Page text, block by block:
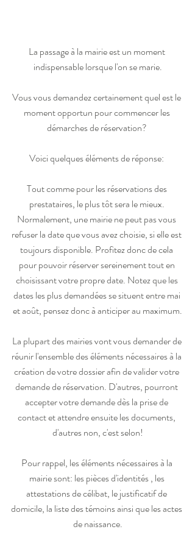
La passage à la mairie est un moment
indispensable lorsque l'on se marie.
Vous vous demandez certainement quel est le
moment opportun pour commencer les
démarches de réservation?
Voici quelques éléments de réponse:
Tout comme pour les réservations des
prestataires, le plus tôt sera le mieux.
Normalement, une mairie ne peut pas vous
refuser la date que vous avez choisie, si elle est
toujours disponible. Profitez donc de cela
pour pouvoir réserver sereinement tout en
choisissant votre propre date. Notez que les
dates les plus demandées se situent entre mai
et août, pensez donc à anticiper au maximum.
La plupart des mairies vont vous demander de
réunir l'ensemble des éléments nécessaires à la
création de votre dossier afin de valider votre
demande de réservation. D'autres, pourront
accepter votre demande dès la prise de
contact et attendre ensuite les documents,
d'autres non, c'est selon!
Pour rappel, les éléments nécessaires à la
mairie sont: les pièces d'identités , les
attestations de célibat, le justificatif de
domicile, la liste des témoins ainsi que les actes
de naissance.